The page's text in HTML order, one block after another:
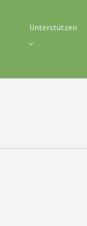
Schmalnau"
Unterstützen
Submenu for